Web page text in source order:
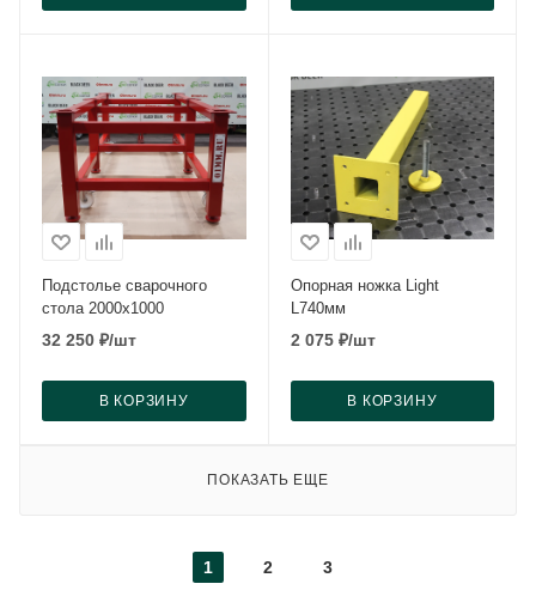
Подстолье сварочного
стола 2000x1000
32 250 ₽/шт
В КОРЗИНУ
Опорная ножка Light
L740мм
2 075₽/шт
В КОРЗИНУ
ПОКАЗАТЬ ЕЩЕ
1 2 3